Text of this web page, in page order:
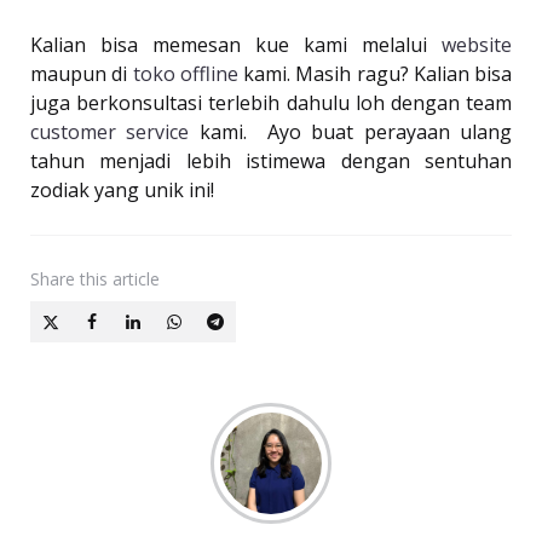
Kalian bisa memesan kue kami melalui website
maupun di toko offline kami. Masih ragu? Kalian bisa
juga berkonsultasi terlebih dahulu loh dengan team
customer service kami. Ayo buat perayaan ulang
tahun menjadi lebih istimewa dengan sentuhan
zodiak yang unik ini!
Share this article